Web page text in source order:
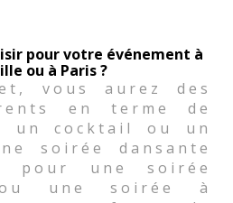
pour votre événement à
ou à Paris ?
vous aurez des
en terme de
un cocktail ou un
soirée dansante
pour une soirée
ou une soirée à